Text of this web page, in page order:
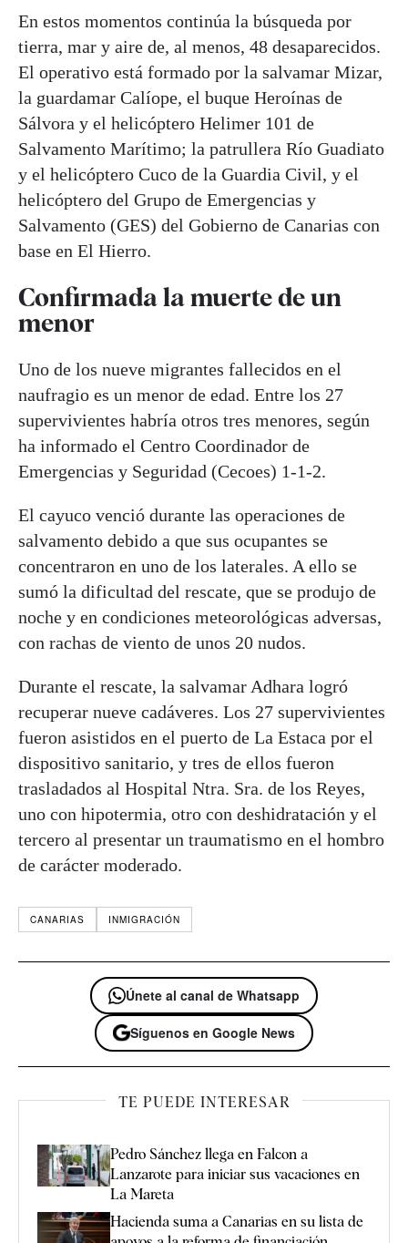
En estos momentos continúa la búsqueda por
tierra, mar y aire de, al menos, 48 desaparecidos.
El operativo está formado por la salvamar Mizar,
la guardamar Calíope, el buque Heroínas de
Sálvora y el helicóptero Helimer 101 de
Salvamento Marítimo; la patrullera Río Guadiato
y el helicóptero Cuco de la Guardia Civil, y el
helicóptero del Grupo de Emergencias y
Salvamento (GES) del Gobierno de Canarias con
base en El Hierro.
Confirmada la muerte de un
menor
Uno de los nueve migrantes fallecidos en el
naufragio es un menor de edad. Entre los 27
supervivientes habría otros tres menores, según
ha informado el Centro Coordinador de
Emergencias y Seguridad (Cecoes) 1-1-2.
El cayuco venció durante las operaciones de
salvamento debido a que sus ocupantes se
concentraron en uno de los laterales. A ello se
sumó la dificultad del rescate, que se produjo de
noche y en condiciones meteorológicas adversas,
con rachas de viento de unos 20 nudos.
Durante el rescate, la salvamar Adhara logró
recuperar nueve cadáveres. Los 27 supervivientes
fueron asistidos en el puerto de La Estaca por el
dispositivo sanitario, y tres de ellos fueron
trasladados al Hospital Ntra. Sra. de los Reyes,
uno con hipotermia, otro con deshidratación y el
tercero al presentar un traumatismo en el hombro
de carácter moderado.
CANARIAS INMIGRACIÓN
Únete al canal de Whatsapp
Síguenos en Google News
TE PUEDE INTERESAR
Pedro Sánchez llega en Falcon a
Lanzarote para iniciar sus vacaciones en
La Mareta
Hacienda suma a Canarias en su lista de